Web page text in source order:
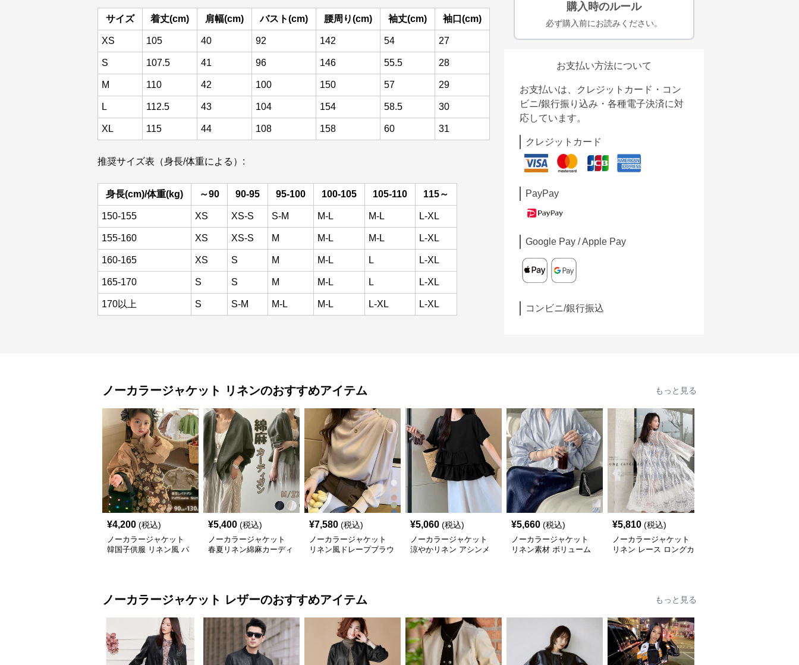
サイズ 着丈(cm) 肩幅(cm) バスト(cm) 腰周り(cm) 袖丈(cm) 袖口(cm)
XS 105 40 92 142 54 27
S 107.5 41 96 146 55.5 28
M 110 42 100 150 57 29
L 112.5 43 104 154 58.5 30
XL 115 44 108 158 60 31
推奨サイズ表（身長/体重による）:
身長(cm)/体重(kg) ～90 90-95 95-100 100-105 105-110 115～
150-155 XS XS-S S-M M-L M-L L-XL
155-160 XS XS-S M M-L M-L L-XL
160-165 XS S M M-L L L-XL
165-170 S S M M-L L L-XL
170以上 S S-M M-L M-L L-XL L-XL
購入時のルール
必ず購入前にお読みください。
お支払い方法について
お支払いは、クレジットカード・コン
ビニ/銀行振り込み・各種電子決済に対
応しています。
クレジットカード
PayPay
Google Pay / Apple Pay
コンビニ/銀行振込
ノーカラージャケット リネンのおすすめアイテム もっと見る
¥4,200 (税込)
ノーカラージャケット
韓国子供服 リネン風 パ
¥5,400 (税込)
ノーカラージャケット
春夏リネン綿麻カーディ
¥7,580 (税込)
ノーカラージャケット
リネン風ドレープブラウ
¥5,060 (税込)
ノーカラージャケット
涼やかリネン アシンメ
¥5,660 (税込)
ノーカラージャケット
リネン素材 ボリューム
¥5,810 (税込)
ノーカラージャケット
リネン レース ロングカ
ノーカラージャケット レザーのおすすめアイテム もっと見る